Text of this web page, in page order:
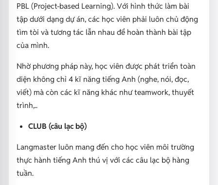
PBL (Project-based Learning). Với hình thức làm bài
tập dưới dạng dự án, các học viên phải luôn chủ động
tìm tòi và tương tác lẫn nhau để hoàn thành bài tập
của mình.
Nhờ phương pháp này, học viên được phát triển toàn
diện không chỉ 4 kĩ năng tiếng Anh (nghe, nói, đọc,
viết) mà còn các kĩ năng khác như teamwork, thuyết
trình,..
CLUB (câu lạc bộ)
Langmaster luôn mang đến cho học viên môi trường
thực hành tiếng Anh thú vị với các câu lạc bộ hàng
tuần.